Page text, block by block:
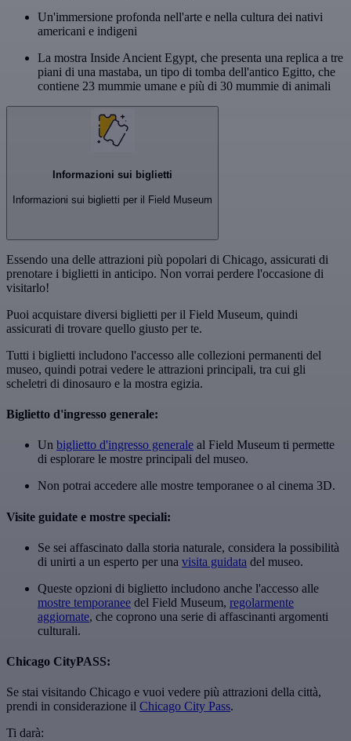
Un'immersione profonda nell'arte e nella cultura dei nativi
americani e indigeni
La mostra Inside Ancient Egypt, che presenta una replica a tre
piani di una mastaba, un tipo di tomba dell'antico Egitto, che
contiene 23 mummie umane e più di 30 mummie di animali
Informazioni sui biglietti
Informazioni sui biglietti per il Field Museum
Essendo una delle attrazioni più popolari di Chicago, assicurati di
prenotare i biglietti in anticipo. Non vorrai perdere l'occasione di
visitarlo!
Puoi acquistare diversi biglietti per il Field Museum, quindi
assicurati di trovare quello giusto per te.
Tutti i biglietti includono l'accesso alle collezioni permanenti del
museo, quindi potrai vedere le attrazioni principali, tra cui gli
scheletri di dinosauro e la mostra egizia.
Biglietto d'ingresso generale:
Un biglietto d'ingresso generale al Field Museum ti permette
di esplorare le mostre principali del museo.
Non potrai accedere alle mostre temporanee o al cinema 3D.
Visite guidate e mostre speciali:
Se sei affascinato dalla storia naturale, considera la possibilità
di unirti a un esperto per una visita guidata del museo.
Queste opzioni di biglietto includono anche l'accesso alle
mostre temporanee del Field Museum, regolarmente
aggiornate, che coprono una serie di affascinanti argomenti
culturali.
Chicago CityPASS:
Se stai visitando Chicago e vuoi vedere più attrazioni della città,
prendi in considerazione il Chicago City Pass.
Ti darà: